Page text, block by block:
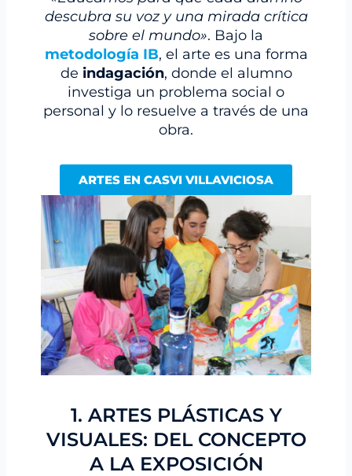
descubra su voz y una mirada crítica
sobre el mundo». Bajo la
metodología IB, el arte es una forma
de indagación, donde el alumno
investiga un problema social o
personal y lo resuelve a través de una
obra.
ARTES EN CASVI VILLAVICIOSA
1. ARTES PLÁSTICAS Y
VISUALES: DEL CONCEPTO
A LA EXPOSICIÓN